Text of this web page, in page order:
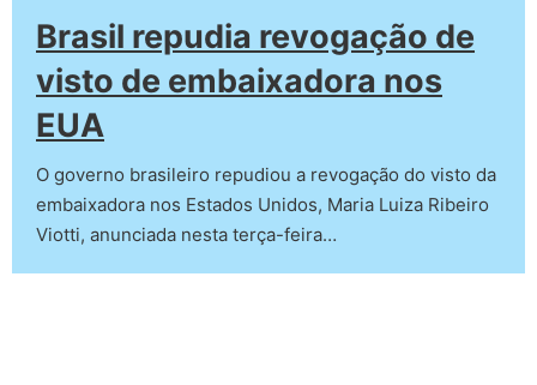
Brasil repudia revogação de
visto de embaixadora nos
EUA
O governo brasileiro repudiou a revogação do visto da
embaixadora nos Estados Unidos, Maria Luiza Ribeiro
Viotti, anunciada nesta terça-feira…